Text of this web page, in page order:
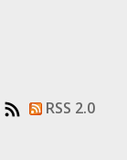
RSS 2.0